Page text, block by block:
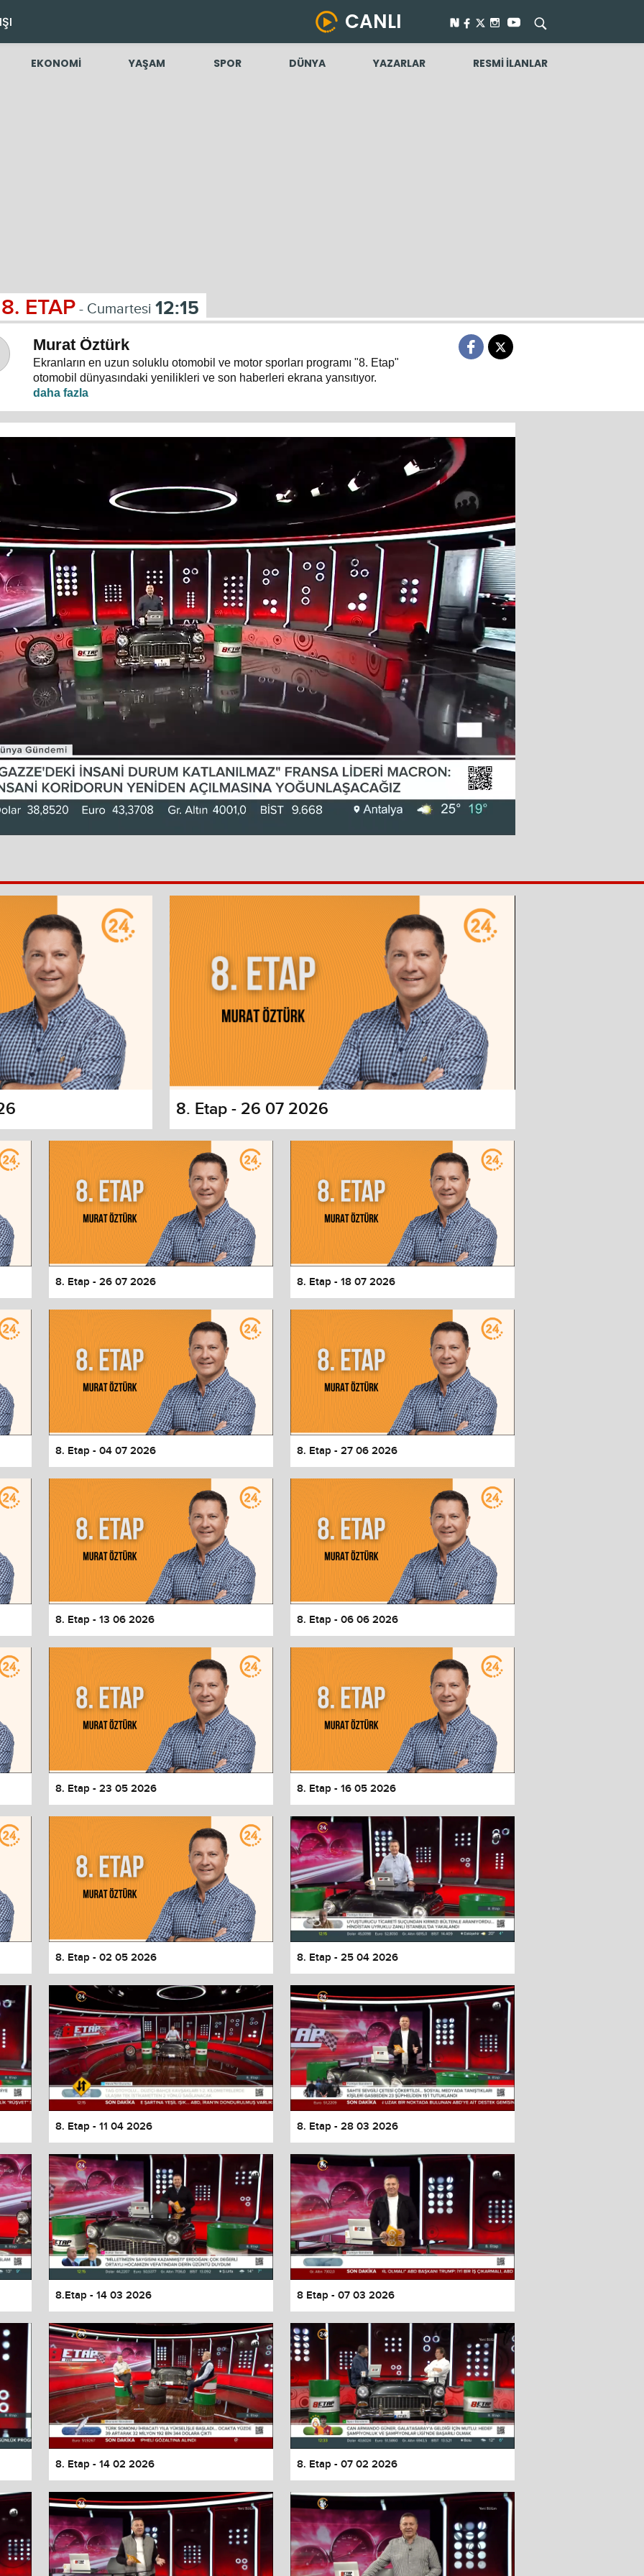
CANLI
EKONOMİ YAŞAM SPOR DÜNYA YAZARLAR RESMİ İLANLAR
8. ETAP - Cumartesi 12:15
Murat Öztürk
Ekranların en uzun soluklu otomobil ve motor sporları programı "8. Etap"
otomobil dünyasındaki yenilikleri ve son haberleri ekrana yansıtıyor.
dialog
and close the window.
Done
8. Etap - 26 07 2026
8. Etap - 26 07 2026 8. Etap - 18 07 2026
8. Etap - 04 07 2026 8. Etap - 27 06 2026
8. Etap - 13 06 2026 8. Etap - 06 06 2026
8. Etap - 23 05 2026 8. Etap - 16 05 2026
8. Etap - 02 05 2026 8. Etap - 25 04 2026
8. Etap - 11 04 2026 8. Etap - 28 03 2026
8.Etap - 14 03 2026 8 Etap - 07 03 2026
8. Etap - 14 02 2026 8. Etap - 07 02 2026